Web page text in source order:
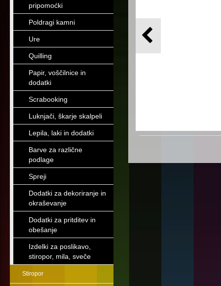
pripomoćki
Poldragi kamni
Ure
Quilling
Papir, voščilnice in
dodatki
Scrabooking
Luknjači, škarje skalpeli
Lepila, laki in dodatki
Barve za različne
podlage
Spreji
Dodatki za dekoriranje in
okraševanje
Dodatki za pritditev in
obešanje
Izdelki za poslikavo,
stiropor, mila, sveče
Stiropor